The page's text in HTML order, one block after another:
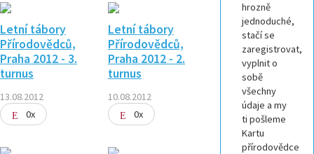
Letní tábory
Přírodovědců,
Praha 2012 - 3.
turnus
13.08.2012
0x
Letní tábory
Přírodovědců,
Praha 2012 - 2.
turnus
10.08.2012
0x
hrozně
jednoduché,
stačí se
zaregistrovat,
vyplnit o
sobě
všechny
údaje a my
ti pošleme
Kartu
přírodovědce